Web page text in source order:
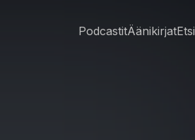
PodcastitÄänikirjatEtsi